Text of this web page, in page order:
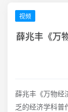
视频
薛兆丰《万
薛兆丰《万物经
乏的经济学科普